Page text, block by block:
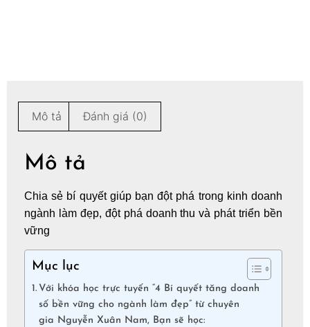
Mô tả Đánh giá (0)
Mô tả
Chia sẻ bí quyết giúp bạn đột phá trong kinh doanh
ngành làm đẹp, đột phá doanh thu và phát triển bền
vững
Mục lục
Với khóa học trực tuyến “4 Bí quyết tăng doanh
số bền vững cho ngành làm đẹp” từ chuyên
gia Nguyễn Xuân Nam, Bạn sẽ học: